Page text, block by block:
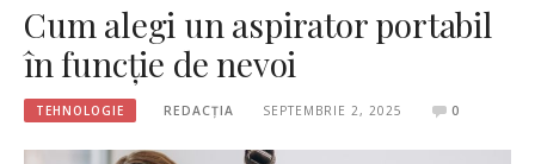
Cum alegi un aspirator portabil
în funcție de nevoi
TEHNOLOGIE REDACȚIA SEPTEMBRIE 2, 2025 0